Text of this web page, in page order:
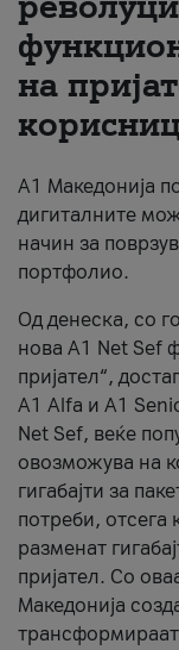
За нас
на
А1 Македонија
дигиталните
начин за
портфолио.
Од денеска, со
нова A1 Net Sef
пријател“,
А1 Alfa и A1
Net Sef, веќе
овозможува на
гигабајти за
потреби,
разменат
пријател. Со
Македонија
трансформираат